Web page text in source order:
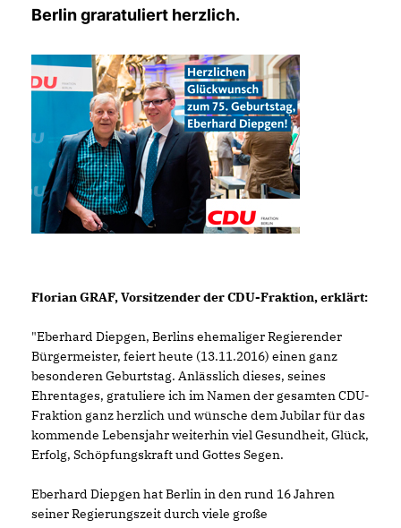
Berlin graratuliert herzlich.
Florian GRAF, Vorsitzender der CDU-Fraktion, erklärt:
"Eberhard Diepgen, Berlins ehemaliger Regierender
Bürgermeister, feiert heute (13.11.2016) einen ganz
besonderen Geburtstag. Anlässlich dieses, seines
Ehrentages, gratuliere ich im Namen der gesamten CDU-
Fraktion ganz herzlich und wünsche dem Jubilar für das
kommende Lebensjahr weiterhin viel Gesundheit, Glück,
Erfolg, Schöpfungskraft und Gottes Segen.
Eberhard Diepgen hat Berlin in den rund 16 Jahren
seiner Regierungszeit durch viele große